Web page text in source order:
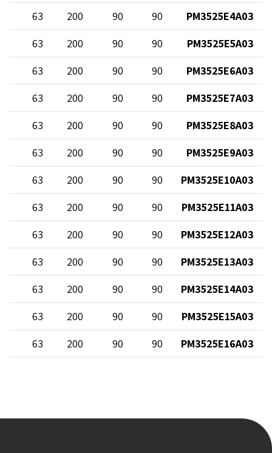
PM3525E4A03
90
90
200
63
PM3525E5A03
90
90
200
63
PM3525E6A03
90
90
200
63
PM3525E7A03
90
90
200
63
PM3525E8A03
90
90
200
63
PM3525E9A03
90
90
200
63
PM3525E10A03
90
90
200
63
PM3525E11A03
90
90
200
63
PM3525E12A03
90
90
200
63
PM3525E13A03
90
90
200
63
PM3525E14A03
90
90
200
63
PM3525E15A03
90
90
200
63
PM3525E16A03
90
90
200
63